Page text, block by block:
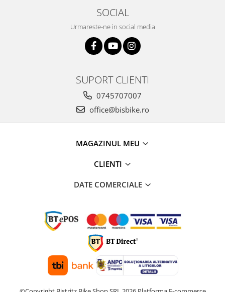
SOCIAL
Urmareste-ne in social media
SUPORT CLIENTI
0745707007
office@bisbike.ro
MAGAZINUL MEU
CLIENTI
DATE COMERCIALE